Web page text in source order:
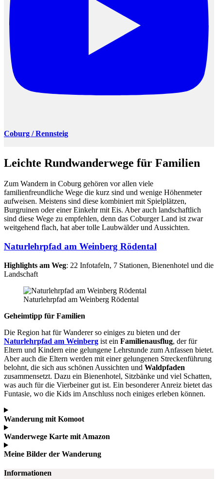
Coburg / Rennsteig
Leichte Rundwanderwege für Familien
Zum Wandern in Coburg gehören vor allen viele
familienfreundliche Wege die kurz sind und wenige Höhenmeter
aufweisen. Meistens sind diese kombiniert mit Spielplätzen,
Burgruinen oder einer Einkehr mit Eis. Aber auch landschaftlich
sind diese Wege zu empfehlen, denn das Coburger Land ist zwar
weitgehend flach, hat aber tolle Laubwälder und Aussichten.
Naturlehrpfad am Weinberg Rödental
Highlights am Weg: 22 Infotafeln, 7 Stationen, Bienenhotel und die
Landschaft
Naturlehrpfad am Weinberg Rödental
Geheimtipp für Familien
Die Region hat für Wanderer so einiges zu bieten und der
Naturlehrpfad am Weinberg ist ein Familienausflug, der für
Eltern und Kindern eine gelungene Lehrstunde zum Anfassen bietet.
Aber auch die Eltern werden mit einer gelungenen Streckenführung
belohnt, die sich aus schönen Aussichten und Waldpfaden
zusammensetzt. Dazu ein Bienenhotel, Sitzbänke und viel Schatten,
was auch für die Vierbeiner gut ist. Ein besonderer Anreiz bietet das
Funtasie, wo die Kids im Anschluss noch einiges erleben können.
Wanderung mit Komoot
Wanderwege Karte mit Amazon
Meine Bilder der Wanderung
Informationen